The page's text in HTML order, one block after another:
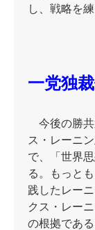
し、戦略を
一党独
今後の勝共
ス・レーニ
で、「世界
る。もっと
践したレー
クス・レー
の根拠であ